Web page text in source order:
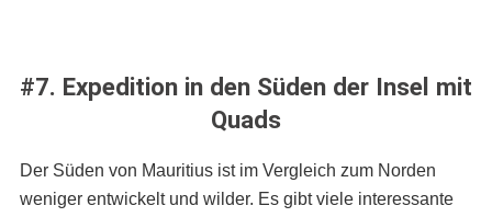
#7. Expedition in den Süden der Insel mit
Quads
Der Süden von Mauritius ist im Vergleich zum Norden
weniger entwickelt und wilder. Es gibt viele interessante